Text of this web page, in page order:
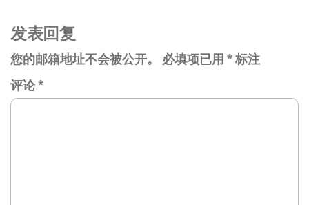
发表回复
您的邮箱地址不会被公开。 必填项已用 *标注
评论*